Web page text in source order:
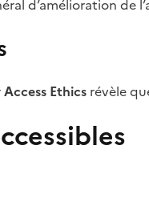
d’amélioration de
Access Ethics révèle